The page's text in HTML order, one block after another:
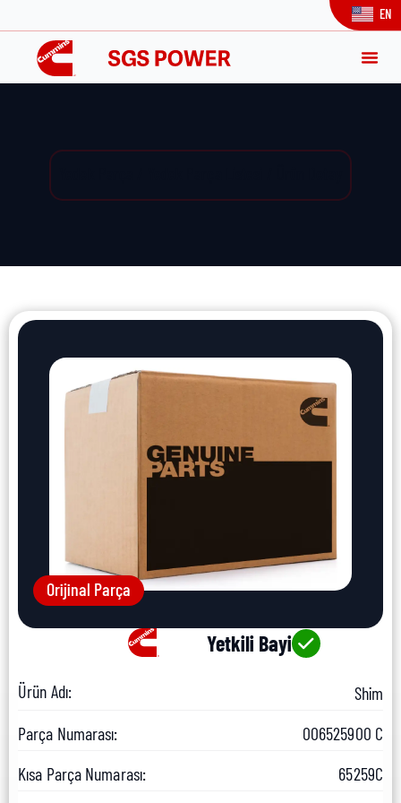
EN
Orijinal Parça
Yetkili Bayi
Ürün Adı:
Shim
Parça Numarası:
006525900 C
Kısa Parça Numarası:
65259C